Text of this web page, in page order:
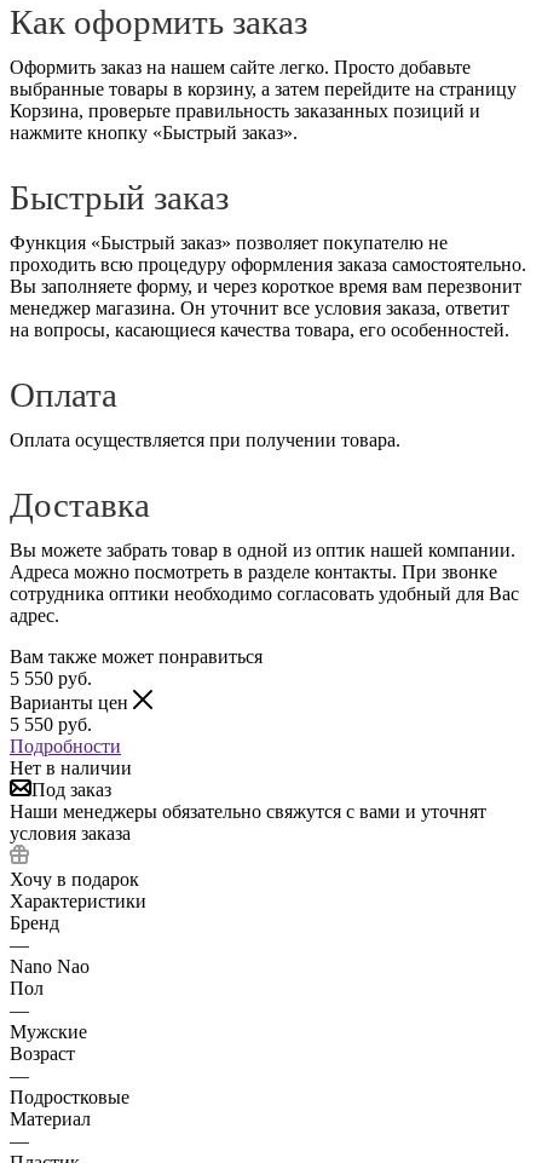
Как оформить заказ
Оформить заказ на нашем сайте легко. Просто добавьте
выбранные товары в корзину, а затем перейдите на страницу
Корзина, проверьте правильность заказанных позиций и
нажмите кнопку «Быстрый заказ».
Быстрый заказ
Функция «Быстрый заказ» позволяет покупателю не
проходить всю процедуру оформления заказа самостоятельно.
Вы заполняете форму, и через короткое время вам перезвонит
менеджер магазина. Он уточнит все условия заказа, ответит
на вопросы, касающиеся качества товара, его особенностей.
Оплата
Оплата осуществляется при получении товара.
Доставка
Вы можете забрать товар в одной из оптик нашей компании.
Адреса можно посмотреть в разделе контакты. При звонке
сотрудника оптики необходимо согласовать удобный для Вас
адрес.
Вам также может понравиться
5 550 руб.
Варианты цен
5 550 руб.
Подробности
Нет в наличии
Под заказ
Наши менеджеры обязательно свяжутся с вами и уточнят
условия заказа
Хочу в подарок
Характеристики
Бренд
—
Nano Nao
Пол
—
Мужские
Возраст
—
Подростковые
Материал
—